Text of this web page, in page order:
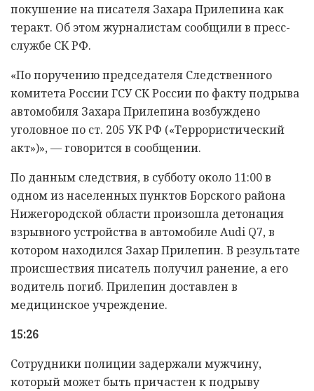
покушение на писателя Захара Прилепина как
теракт. Об этом журналистам сообщили в пресс-
службе СК РФ.
«По поручению председателя Следственного
комитета России ГСУ СК России по факту подрыва
автомобиля Захара Прилепина возбуждено
уголовное по ст. 205 УК РФ («Террористический
акт»)», — говорится в сообщении.
По данным следствия, в субботу около 11:00 в
одном из населенных пунктов Борского района
Нижегородской области произошла детонация
взрывного устройства в автомобиле Audi Q7, в
котором находился Захар Прилепин. В результате
происшествия писатель получил ранение, а его
водитель погиб. Прилепин доставлен в
медицинское учреждение.
15:26
Сотрудники полиции задержали мужчину,
который может быть причастен к подрыву